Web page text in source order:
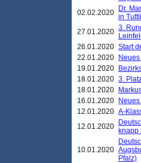
02.02.2020
Dr.
in
27.01.2020 3.
26.01.2020 Start
22.01.2020
19.01.2020
18.01.2020 3.
18.01.2020
16.01.2020
12.01.2020 A-
12.01.2020 knapp
10.01.2020
Pfalz)